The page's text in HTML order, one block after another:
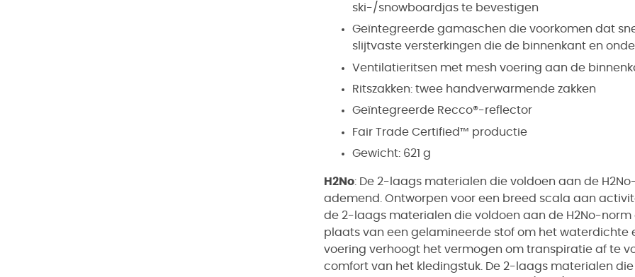
ski-/snowboardjas te bevestigen
Geïntegreerde gamaschen die voorkomen dat
slijtvaste versterkingen die de binnenkant en
Ventilatieritsen met mesh voering aan de
Ritszakken: twee handverwarmende zakken
Geïntegreerde Recco®-reflector
Fair Trade Certified™ productie
Gewicht: 621 g
H2No: De 2-laags materialen die voldoen aan de
ademend. Ontworpen voor een breed scala aan
de 2-laags materialen die voldoen aan de H2No-
plaats van een gelamineerde stof om het
voering verhoogt het vermogen om transpiratie af te
comfort van het kledingstuk. De 2-laags materialen